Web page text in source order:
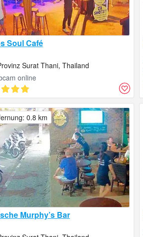
Soul Café
Surat Thani, Thailand
online
Murphy’s Bar
0.8 km